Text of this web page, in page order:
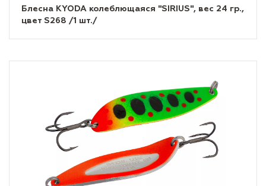
Блесна KYODA колеблющаяся "SIRIUS", вес 24 гр.,
цвет S268 /1 шт./